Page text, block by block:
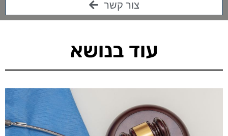
צור קשר
עוד בנושא